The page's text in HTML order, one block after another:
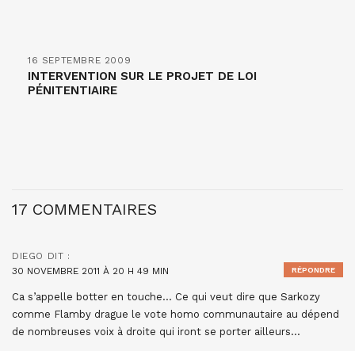
16 SEPTEMBRE 2009
INTERVENTION SUR LE PROJET DE LOI
PÉNITENTIAIRE
17 COMMENTAIRES
DIEGO DIT :
30 NOVEMBRE 2011 À 20 H 49 MIN
Ca s’appelle botter en touche… Ce qui veut dire que Sarkozy
comme Flamby drague le vote homo communautaire au dépend
de nombreuses voix à droite qui iront se porter ailleurs…
RÉPONDRE